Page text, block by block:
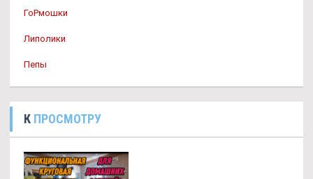
ГоРмошки
Липолики
Пепы
К ПРОСМОТРУ